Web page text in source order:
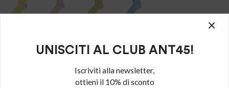
SPEDIZIONE E RESO
×
UNISCITI AL CLUB ANT45!
Iscriviti alla newsletter,
ottieni il 10% di sconto